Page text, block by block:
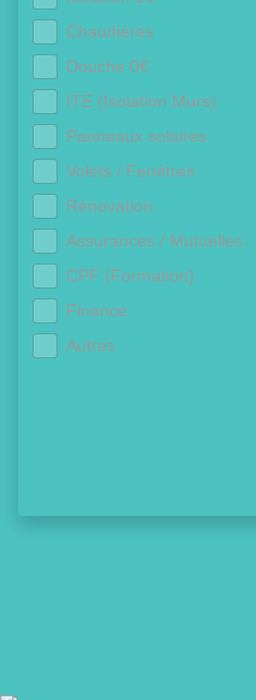
Chaudières
Douche 0€
ITE (Isolation Murs)
Panneaux solaires
Volets / Fenêtres
Rénovation
Assurances / Mutuelles
CPF (Formation)
Finance
Autres